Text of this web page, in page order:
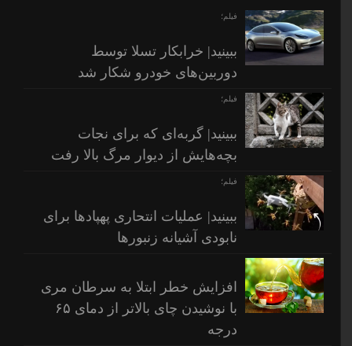
فیلم؛
ببینید| خرابکار تسلا توسط
دوربین‌های خودرو شکار شد
فیلم؛
ببینید| گربه‌ای که برای نجات
بچه‌هایش از دیوار مرگ بالا رفت
فیلم؛
ببینید| عملیات انتحاری پهپادها برای
نابودی آشیانه زنبورها
افزایش خطر ابتلا به سرطان مری
با نوشیدن چای بالاتر از دمای ۶۵
درجه